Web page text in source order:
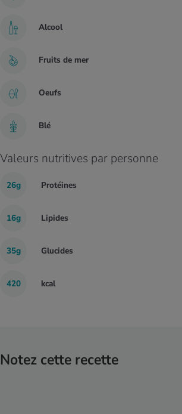
Alcool
Fruits de mer
Oeufs
Blé
Valeurs nutritives par personne
26g Protéines
16g Lipides
35g Glucides
420 kcal
Notez cette recette